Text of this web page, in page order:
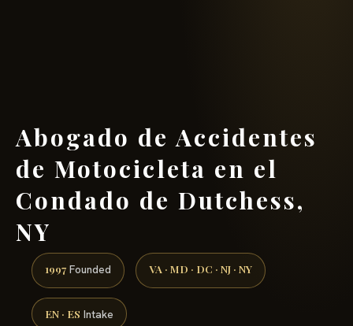
Abogado de Accidentes
de Motocicleta en el
Condado de Dutchess,
NY
1997 Founded VA · MD · DC · NJ · NY
EN · ES Intake